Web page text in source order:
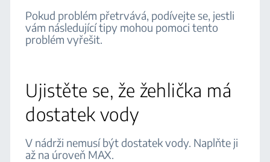
Pokud problém přetrvává, podívejte se, jestli
vám následující tipy mohou pomoci tento
problém vyřešit.
Ujistěte se, že žehlička má
dostatek vody
V nádrži nemusí být dostatek vody. Naplňte ji
až na úroveň MAX.